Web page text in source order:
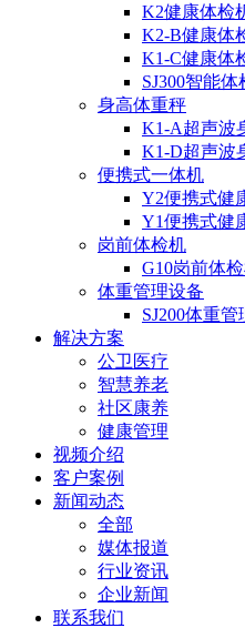
K2健康体检
K2-B健康体
K1-C健康体
SJ300智能体
身高体重秤
K1-A超声波
K1-D超声波
便携式一体机
Y2便携式健
Y1便携式健
岗前体检机
G10岗前体
体重管理设备
SJ200体重
解决方案
公卫医疗
智慧养老
社区康养
健康管理
视频介绍
客户案例
新闻动态
全部
媒体报道
行业资讯
企业新闻
联系我们